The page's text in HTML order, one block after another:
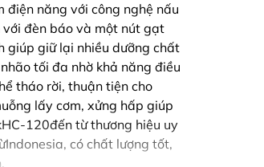
năng với công nghệ nấu
đèn báo và một nút gạt
giúp giữ lại nhiều dưỡng chất
tối đa nhờ khả năng điều
tháo rời, thuận tiện cho
lấy cơm, xửng hấp giúp
120đến từ thương hiệu uy
có chất lượng tốt,